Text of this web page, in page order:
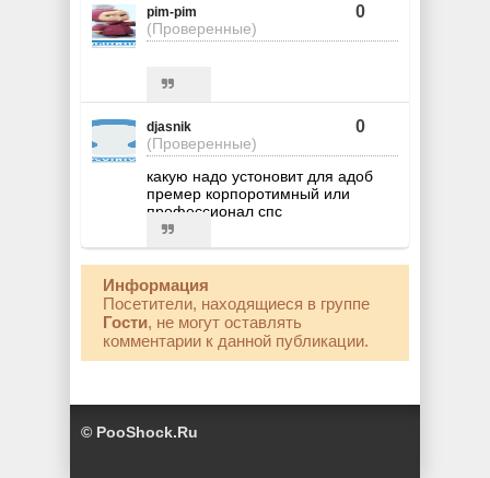
pim-pim
(Проверенные)
0
djasnik
(Проверенные)
0
какую надо устоновит для адоб
премер корпоротимный или
профессионал спс
Информация
Посетители, находящиеся в группе
Гости, не могут оставлять
комментарии к данной публикации.
© PooShock.Ru